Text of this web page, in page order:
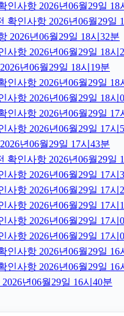
인사항 2026년06월29일 18
인사항 2026년06월29일
2026년06월29일 18시32분
항 2026년06월29일 18시
년06월29일 18시19분
사항 2026년06월29일 18
항 2026년06월29일 18시
인사항 2026년06월29일 17
항 2026년06월29일 17시
년06월29일 17시43분
인사항 2026년06월29일
항 2026년06월29일 17시
항 2026년06월29일 17시
항 2026년06월29일 17시
항 2026년06월29일 17시
항 2026년06월29일 17시
인사항 2026년06월29일 16
인사항 2026년06월29일 16
년06월29일 16시40분